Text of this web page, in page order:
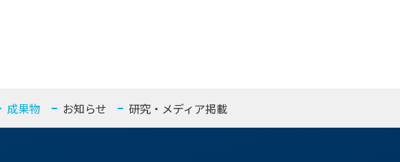
成果物 お知らせ 研究・メディア掲載